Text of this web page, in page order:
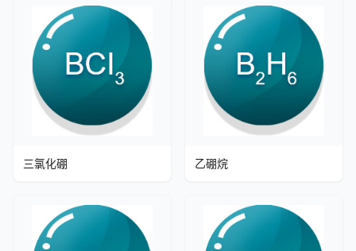
三氯化硼 乙硼烷